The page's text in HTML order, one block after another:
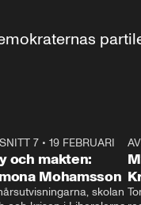
24:30
7• 19 FEBRUARI
och makten:
Mohamsson
skolan